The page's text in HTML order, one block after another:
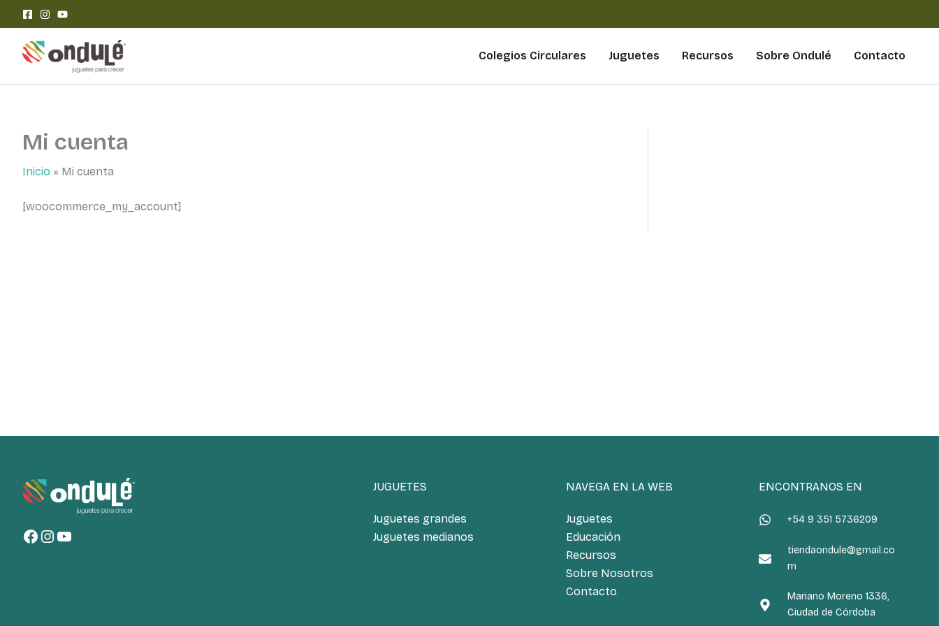
al
contenido
Colegios Circulares
Juguetes Recursos Sobre Ondulé Contacto
Mi cuenta
Inicio Mi cuenta
[woocommerce_my_account]
JUGUETES
Juguetes grandes
Juguetes medianos
NAVEGA EN LA WEB
Juguetes
Educación
Recursos
Sobre Nosotros
Contacto
ENCONTRANOS EN
+54 9 351 5736209
tiendaondule@gmail.co
m
Mariano Moreno 1336,
Ciudad de Córdoba